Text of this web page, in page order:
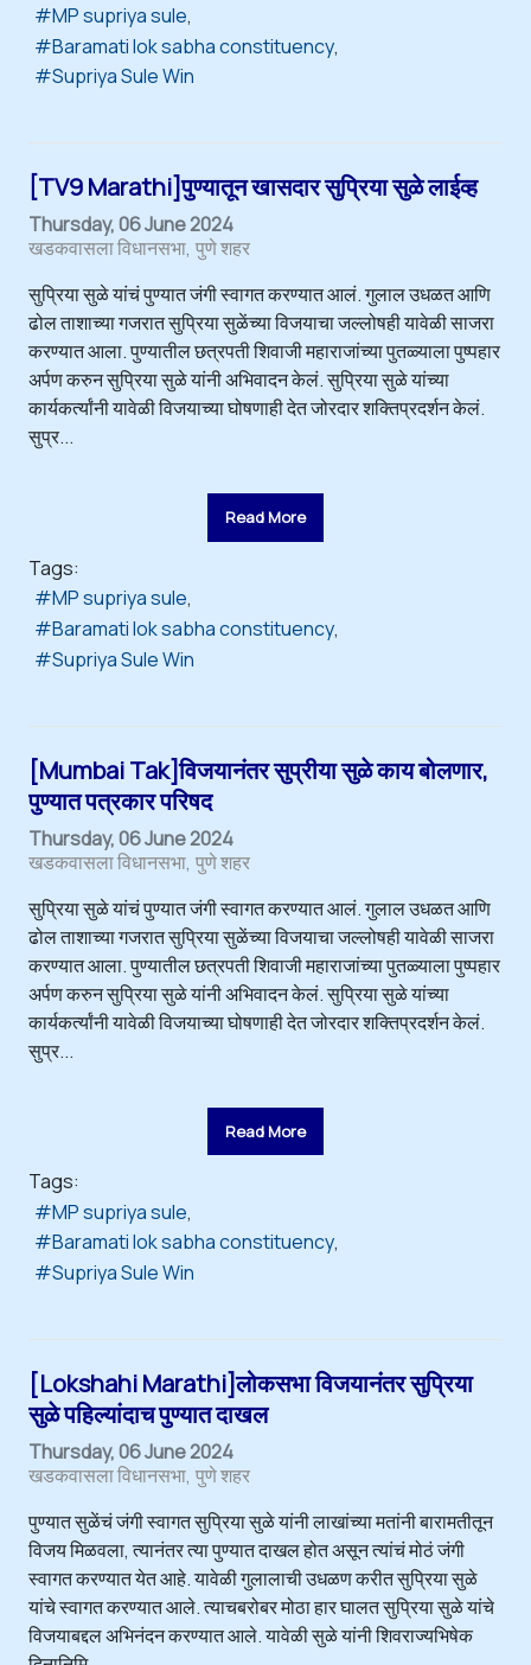
MP supriya sule
Baramati lok sabha constituency
Supriya Sule Win
[TV9 Marathi]पुण्यातून खासदार सुप्रिया सुळे लाईव्ह
Thursday, 06 June 2024
खडकवासला विधानसभा पुणे शहर
सुप्रिया सुळे यांचं पुण्यात जंगी स्वागत करण्यात आलं. गुलाल उधळत आणि
ढोल ताशाच्या गजरात सुप्रिया सुळेंच्या विजयाचा जल्लोषही यावेळी साजरा
करण्यात आला. पुण्यातील छत्रपती शिवाजी महाराजांच्या पुतळ्याला पुष्पहार
अर्पण करुन सुप्रिया सुळे यांनी अभिवादन केलं. सुप्रिया सुळे यांच्या
कार्यकर्त्यांनी यावेळी विजयाच्या घोषणाही देत जोरदार शक्तिप्रदर्शन केलं.
सुप्र...
Read More
Tags:
MP supriya sule
Baramati lok sabha constituency
Supriya Sule Win
[Mumbai Tak]विजयानंतर सुप्रीया सुळे काय बोलणार,
पुण्यात पत्रकार परिषद
Thursday, 06 June 2024
खडकवासला विधानसभा पुणे शहर
सुप्रिया सुळे यांचं पुण्यात जंगी स्वागत करण्यात आलं. गुलाल उधळत आणि
ढोल ताशाच्या गजरात सुप्रिया सुळेंच्या विजयाचा जल्लोषही यावेळी साजरा
करण्यात आला. पुण्यातील छत्रपती शिवाजी महाराजांच्या पुतळ्याला पुष्पहार
अर्पण करुन सुप्रिया सुळे यांनी अभिवादन केलं. सुप्रिया सुळे यांच्या
कार्यकर्त्यांनी यावेळी विजयाच्या घोषणाही देत जोरदार शक्तिप्रदर्शन केलं.
सुप्र...
Read More
Tags:
MP supriya sule
Baramati lok sabha constituency
Supriya Sule Win
[Lokshahi Marathi]लोकसभा विजयानंतर सुप्रिया
सुळे पहिल्यांदाच पुण्यात दाखल
Thursday, 06 June 2024
खडकवासला विधानसभा पुणे शहर
पुण्यात सुळेंचं जंगी स्वागत सुप्रिया सुळे यांनी लाखांच्या मतांनी बारामतीतून
विजय मिळवला, त्यानंतर त्या पुण्यात दाखल होत असून त्यांचं मोठं जंगी
स्वागत करण्यात येत आहे. यावेळी गुलालाची उधळण करीत सुप्रिया सुळे
यांचे स्वागत करण्यात आले. त्याचबरोबर मोठा हार घालत सुप्रिया सुळे यांचे
विजयाबद्दल अभिनंदन करण्यात आले. यावेळी सुळे यांनी शिवराज्यभिषेक